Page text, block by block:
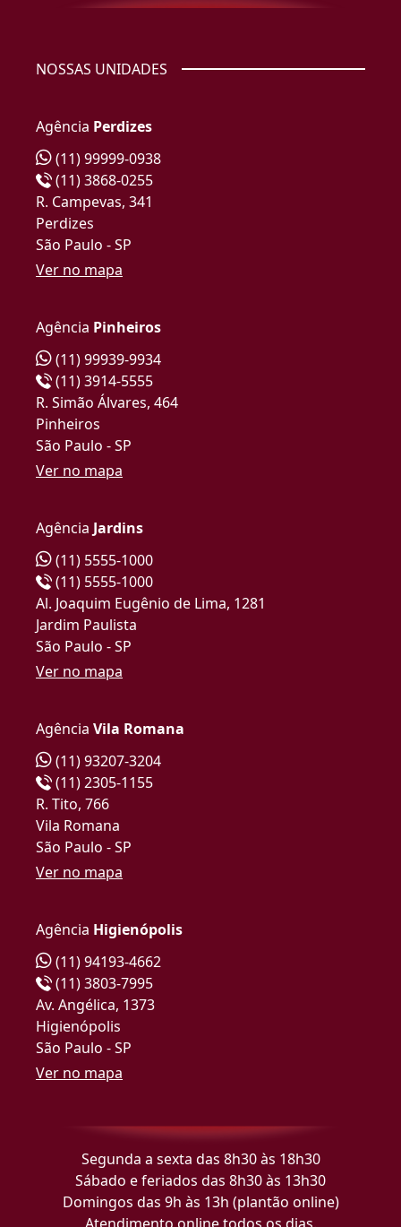
NOSSAS UNIDADES
Agência Perdizes
(11) 99999-0938
(11) 3868-0255
R. Campevas, 341
Perdizes
São Paulo - SP
Ver no mapa
Agência Pinheiros
(11) 99939-9934
(11) 3914-5555
R. Simão Álvares, 464
Pinheiros
São Paulo - SP
Ver no mapa
Agência Jardins
(11) 5555-1000
(11) 5555-1000
Al. Joaquim Eugênio de Lima, 1281
Jardim Paulista
São Paulo - SP
Ver no mapa
Agência Vila Romana
(11) 93207-3204
(11) 2305-1155
R. Tito, 766
Vila Romana
São Paulo - SP
Ver no mapa
Agência Higienópolis
(11) 94193-4662
(11) 3803-7995
Av. Angélica, 1373
Higienópolis
São Paulo - SP
Ver no mapa
Segunda a sexta das 8h30 às 18h30
Sábado e feriados das 8h30 às 13h30
Domingos das 9h às 13h (plantão online)
Atendimento online todos os dias.